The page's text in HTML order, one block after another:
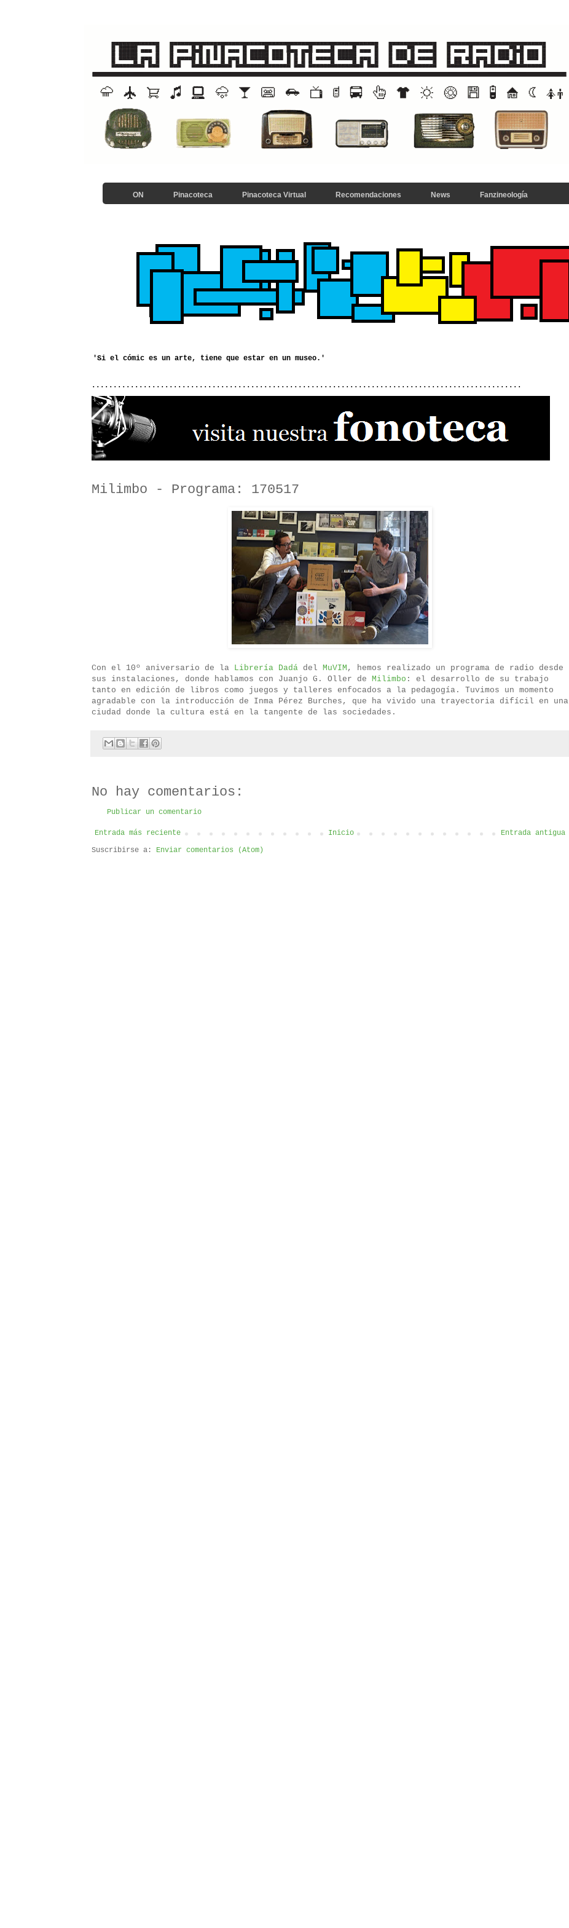
ON Pinacoteca Pinacoteca Virtual Recomendaciones News Fanzineología
....................................................................................................
Milimbo - Programa: 170517
Con el 10º aniversario de la Librería Dadá del MuVIM , hemos realizado un programa de radio desde
sus instalaciones, donde hablamos con Juanjo G. Oller de Milimbo : el desarrollo de su trabajo
tanto en edición de libros como juegos y talleres enfocados a la pedagogía. Tuvimos un momento
agradable con la introducción de Inma Pérez Burches, que ha vivido una trayectoria difícil en una
ciudad donde la cultura está en la tangente de las sociedades.
No hay comentarios:
Publicar un comentario
Entrada más reciente Entrada antigua
Inicio
Suscribirse a: Enviar comentarios (Atom)